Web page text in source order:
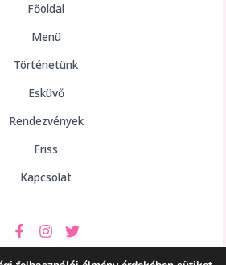
Főoldal
Menü
Történetünk
Esküvő
Rendezvények
Friss
Kapcsolat